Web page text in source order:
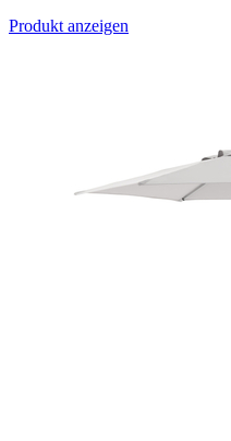
Produkt anzeigen